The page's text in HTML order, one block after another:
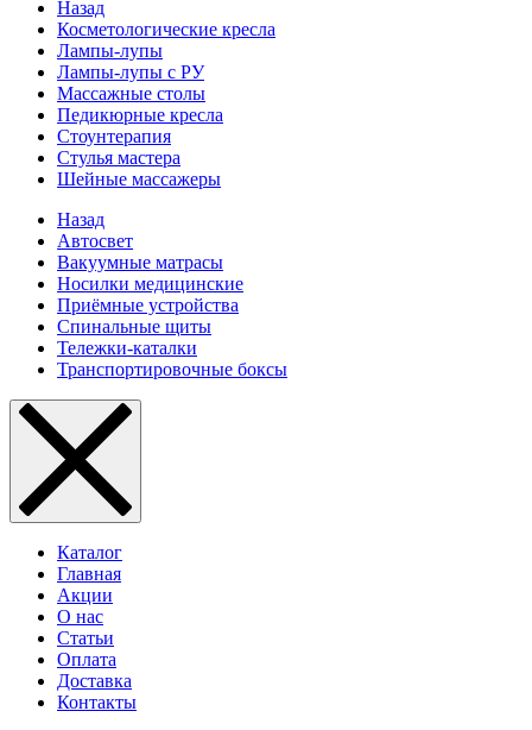
Назад
Косметологические кресла
Лампы-лупы
Лампы-лупы с РУ
Массажные столы
Педикюрные кресла
Стоунтерапия
Стулья мастера
Шейные массажеры
Назад
Автосвет
Вакуумные матрасы
Носилки медицинские
Приёмные устройства
Спинальные щиты
Тележки-каталки
Транспортировочные боксы
Каталог
Главная
Акции
О нас
Статьи
Оплата
Доставка
Контакты